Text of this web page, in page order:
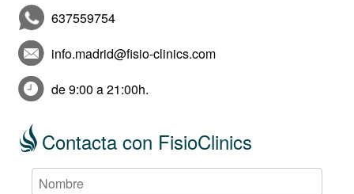
637559754
info.madrid@fisio-clinics.com
de 9:00 a 21:00h.
Contacta con FisioClinics